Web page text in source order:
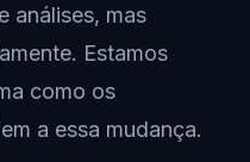
análises, mas
Estamos
como os
a essa mudança.